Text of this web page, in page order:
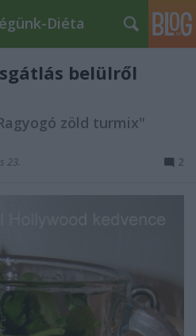
Diéta
belülről
zöld turmix"
23. 2